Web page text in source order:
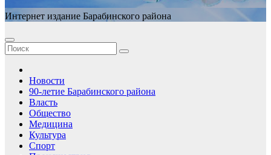
Интернет издание Барабинского района
Новости
90-летие Барабинского района
Власть
Общество
Медицина
Культура
Спорт